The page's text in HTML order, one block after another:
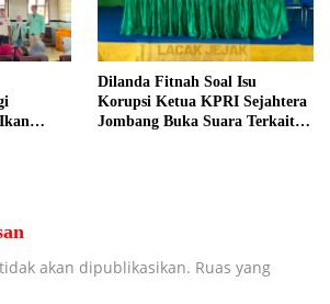
Dilanda Fitnah Soal Isu
Korupsi Ketua KPRI Sejahtera
Jombang Buka Suara Terkait
akan dipublikasikan. Ruas yang